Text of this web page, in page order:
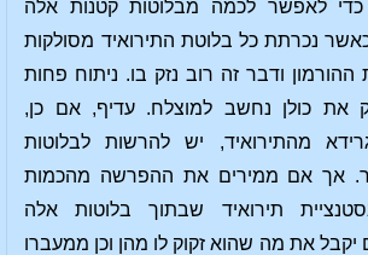
לאפשר לכמה מבלוטות קטנות אלה
נכרתת כל בלוטת התירואיד מסולקות
ההורמון ודבר זה רוב נזק בו. ניתוח פחות
את כולן נחשב למוצלח. עדיף, אם כן,
מהתירואיד, יש להרשות לבלוטות
אך אם ממירים את ההפרשה מהכמות
תירואיד שבתוך בלוטות אלה
את מה שהוא זקוק לו מהן וכן ממעברו